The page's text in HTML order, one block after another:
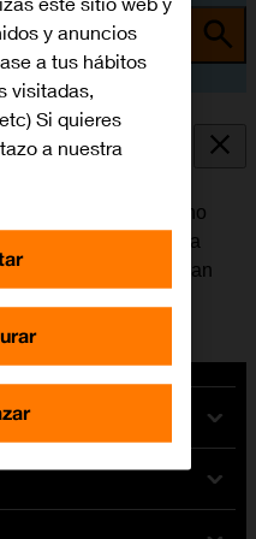
predeterminada
o de alguna manera no
el restablecer la
esta manera se borran
en el móvil.
y anuncios
a tus hábitos
visitadas,
Si quieres
a nuestra